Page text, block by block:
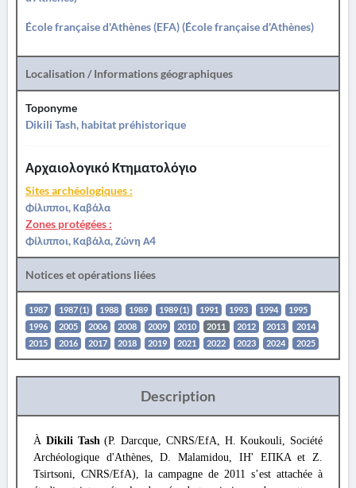
École française d'Athènes (EFA) (École française d'Athènes)
Localisation / Informations géographiques
Toponyme
Dikili Tash, habitat préhistorique
Αρχαιολογικό Κτηματολόγιο
Sites archéologiques :
Φίλιπποι, Καβάλα
Zones protégées :
Φίλιπποι, Καβάλα, Ζώνη Α4
Notices et opérations liées
1987 1987 (1) 1988 1989 1989 (1) 1991 1993 1994
1995
1996
2005 2006 2008 2009 2010 2011 2012 2013
2014
2015
2016 2017 2018 2019 2021 2022 2023 2024 2025
Description
À Dikili Tash(P. Darcque, CNRS/EfA, H. Koukouli, Société
Archéologique d'Athènes, D. Malamidou, ΙΗ' ΕΠΚΑ et Z.
Tsirtsoni, CNRS/EfA), la campagne de 2011 s’est attachée à